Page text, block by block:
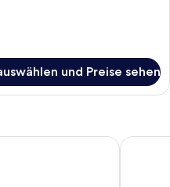
und Preise sehen
Sure